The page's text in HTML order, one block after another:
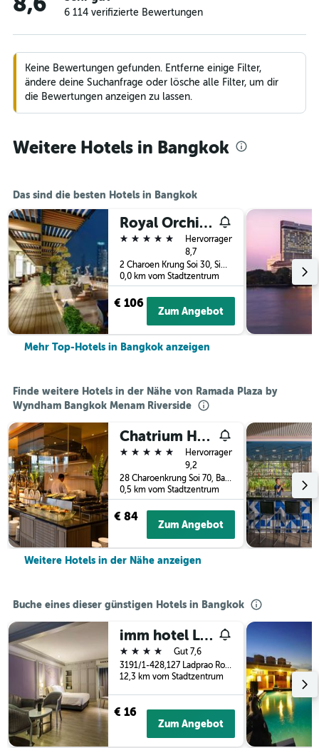
6 114 verifizierte Bewertungen
Keine Bewertungen gefunden. Entferne einige Filter,
ändere deine Suchanfrage oder lösche alle Filter, um dir
die Bewertungen anzeigen zu lassen.
Weitere Hotels in Bangkok
Das sind die besten Hotels in Bangkok
Royal Orchid Sheraton Riverside Hotel Bangkok
5 Sterne
Hervorragend
8,7
2 Charoen Krung Soi 30, Siphya, Bangkok, Thailand
0,0 km vom Stadtzentrum
€ 106
Zum Angebot
Mehr Top-Hotels in Bangkok anzeigen
Finde weitere Hotels in der Nähe von Ramada Plaza by
Wyndham Bangkok Menam Riverside
Chatrium Hotel Riverside Bangkok
5 Sterne
Hervorragend
9,2
28 Charoenkrung Soi 70, Bangkok, Thailand
0,5 km vom Stadtzentrum
€ 84
Zum Angebot
Weitere Hotels in der Nähe anzeigen
Buche eines dieser günstigen Hotels in Bangkok
imm hotel Ladprao Bangkapi Bangkok
4 Sterne
Gut 7,6
3191/1-428,127 Ladprao Road, Klongchan, 3191, Bangkok, Thailand
12,3 km vom Stadtzentrum
€ 16
Zum Angebot